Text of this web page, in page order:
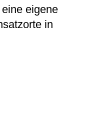
eigene
in